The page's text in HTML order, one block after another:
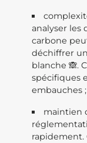
analyser les
carbone
déchiffrer
blanche 🙈.
spécifiques
embauches ;
maintien
rapidement.